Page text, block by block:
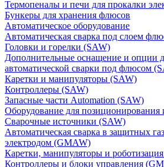
Термопеналы и печи для прокалки
Бункеры для хранения флюсов
Автоматическое оборудование
Автоматическая сварка под слоем
Головки и горелки (SAW)
Дополнительные оснащение и опции
автоматической сварки под флюсом
Каретки и манипуляторы (SAW)
Контроллеры (SAW)
Запасные части Automation (SAW)
Оборудование для позиционирования
Сварочные источники (SAW)
Автоматическая сварка в защитных
электродом (GMAW)
Каретки, манипуляторы и
Контроллеры и блоки управления